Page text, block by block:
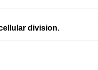
division.